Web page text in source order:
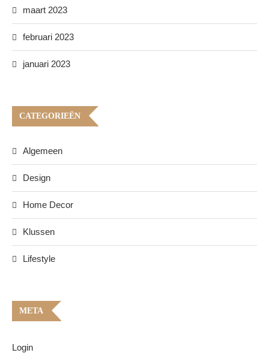
maart 2023
februari 2023
januari 2023
CATEGORIEËN
Algemeen
Design
Home Decor
Klussen
Lifestyle
META
Login